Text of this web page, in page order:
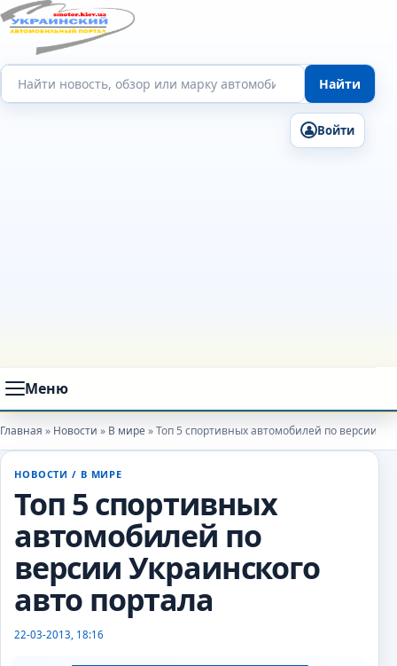
Поиск по сайту
Найти
Войти
Меню
Главная » Новости » В мире» Топ 5 cпортивных автомобилей по версии
autoexpert
НОВОСТИ / В МИРЕ
Топ 5 cпортивных
автомобилей по
версии Украинского
авто портала
22-03-2013, 18:16